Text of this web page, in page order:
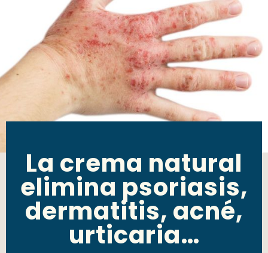
La crema natural
elimina psoriasis,
dermatitis, acné,
urticaria…